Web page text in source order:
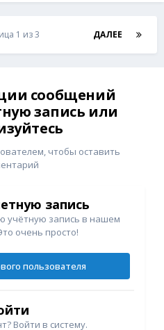
ДАЛЕЕ
1 из 3
сообщений
запись или
чтобы оставить
запись
учётную запись в нашем
очень просто!
пользователя
Войти в систему.